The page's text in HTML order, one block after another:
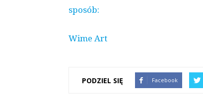
sposób:
Wime Art
PODZIEL SIĘ Facebook